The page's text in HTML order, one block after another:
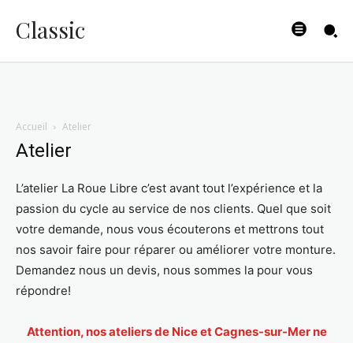
Classic
Accueil Atelier
Atelier
L’atelier La Roue Libre c’est avant tout l’expérience et la
passion du cycle au service de nos clients. Quel que soit
votre demande, nous vous écouterons et mettrons tout
nos savoir faire pour réparer ou améliorer votre monture.
Demandez nous un devis, nous sommes la pour vous
répondre!
Attention, nos ateliers de Nice et Cagnes-sur-Mer ne